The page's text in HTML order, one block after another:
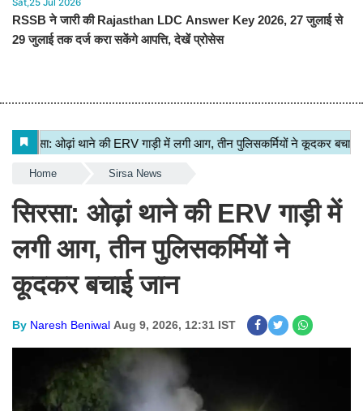
RSSB ने जारी की Rajasthan LDC Answer Key 2026, 27 जुलाई से
29 जुलाई तक दर्ज करा सकेंगे आपत्ति, देखें प्रोसेस
Home Sirsa News
सिरसा: ओढ़ां थाने की ERV गाड़ी में
लगी आग, तीन पुलिसकर्मियों ने
कूदकर बचाई जान
By Naresh Beniwal Aug 9, 2026, 12:31 IST